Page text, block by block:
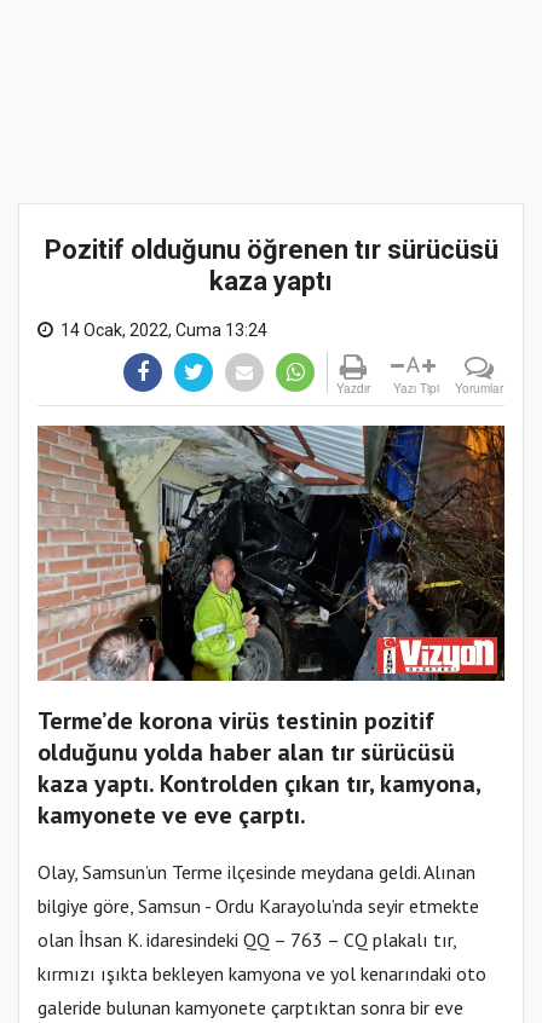
Pozitif olduğunu öğrenen tır sürücüsü
kaza yaptı
14 Ocak, 2022, Cuma 13:24
Yazdır
A
Yazı Tipi Yorumlar
Terme’de korona virüs testinin pozitif
olduğunu yolda haber alan tır sürücüsü
kaza yaptı. Kontrolden çıkan tır, kamyona,
kamyonete ve eve çarptı.
Olay, Samsun’un Terme ilçesinde meydana geldi. Alınan
bilgiye göre, Samsun - Ordu Karayolu’nda seyir etmekte
olan İhsan K. idaresindeki QQ – 763 – CQ plakalı tır,
kırmızı ışıkta bekleyen kamyona ve yol kenarındaki oto
galeride bulunan kamyonete çarptıktan sonra bir eve